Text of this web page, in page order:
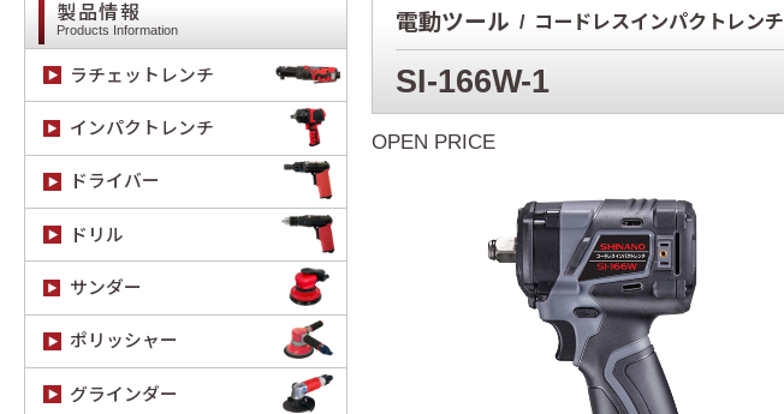
製品情報
Products Information
ラチェットレンチ
インパクトレンチ
ドライバー
ドリル
サンダー
ポリッシャー
グラインダー
電動ツール コードレスインパクトレンチ
SI-166W-1
OPEN PRICE